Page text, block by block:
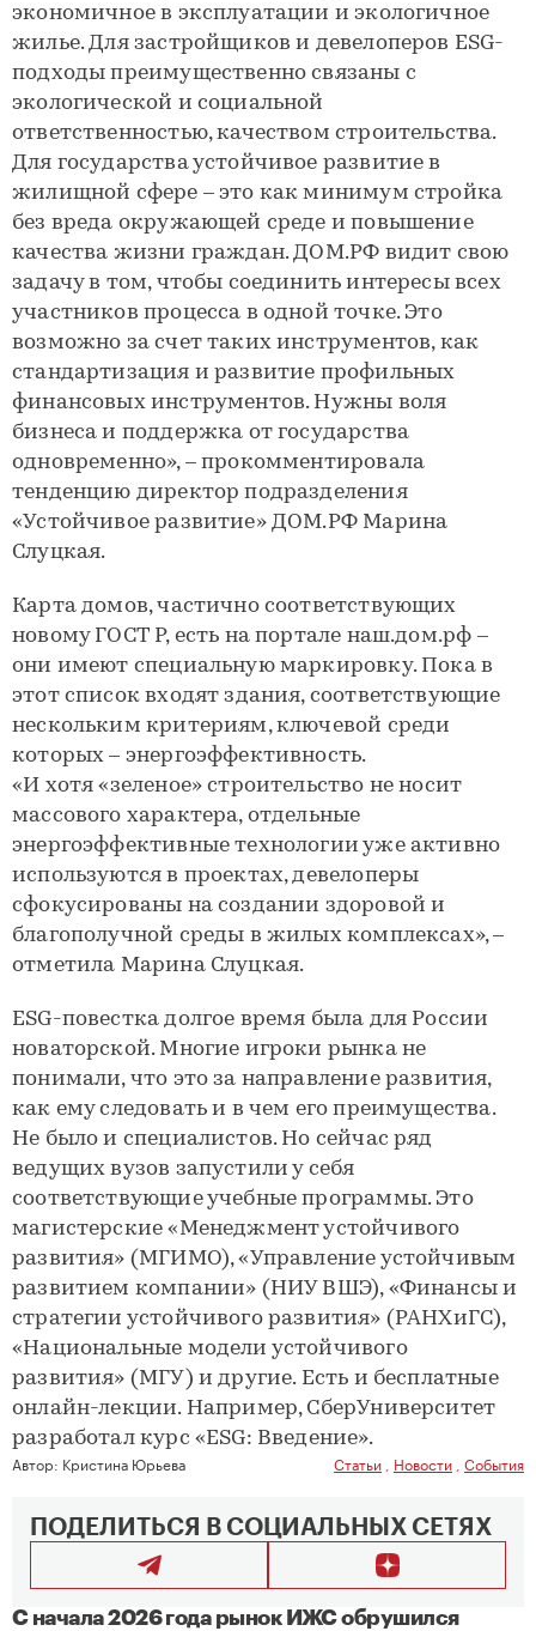
экономичное в эксплуатации и экологичное
жилье. Для застройщиков и девелоперов ESG-
подходы преимущественно связаны с
экологической и социальной
ответственностью, качеством строительства.
Для государства устойчивое развитие в
жилищной сфере – это как минимум стройка
без вреда окружающей среде и повышение
качества жизни граждан. ДОМ.РФ видит свою
задачу в том, чтобы соединить интересы всех
участников процесса в одной точке. Это
возможно за счет таких инструментов, как
стандартизация и развитие профильных
финансовых инструментов. Нужны воля
бизнеса и поддержка от государства
одновременно», – прокомментировала
тенденцию директор подразделения
«Устойчивое развитие» ДОМ.РФ Марина
Слуцкая.
Карта домов, частично соответствующих
новому ГОСТ Р, есть на портале наш.дом.рф –
они имеют специальную маркировку. Пока в
этот список входят здания, соответствующие
нескольким критериям, ключевой среди
которых – энергоэффективность.
«И хотя «зеленое» строительство не носит
массового характера, отдельные
энергоэффективные технологии уже активно
используются в проектах, девелоперы
сфокусированы на создании здоровой и
благополучной среды в жилых комплексах», –
отметила Марина Слуцкая.
ESG-повестка долгое время была для России
новаторской. Многие игроки рынка не
понимали, что это за направление развития,
как ему следовать и в чем его преимущества.
Не было и специалистов. Но сейчас ряд
ведущих вузов запустили у себя
соответствующие учебные программы. Это
магистерские «Менеджмент устойчивого
развития» (МГИМО), «Управление устойчивым
развитием компании» (НИУ ВШЭ), «Финансы и
стратегии устойчивого развития» (РАНХиГС),
«Национальные модели устойчивого
развития» (МГУ) и другие. Есть и бесплатные
онлайн-лекции. Например, СберУниверситет
разработал курс «ESG: Введение».
Автор: Кристина Юрьева Статьи Новости События
ПОДЕЛИТЬСЯ В СОЦИАЛЬНЫХ СЕТЯХ
С начала 2026 года рынок ИЖС обрушился